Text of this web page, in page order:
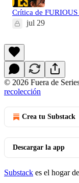
Crítica de
jul 29
© 2026 Fuera de
recolección
Crea tu Substack
Descargar la app
Substack es el hogar